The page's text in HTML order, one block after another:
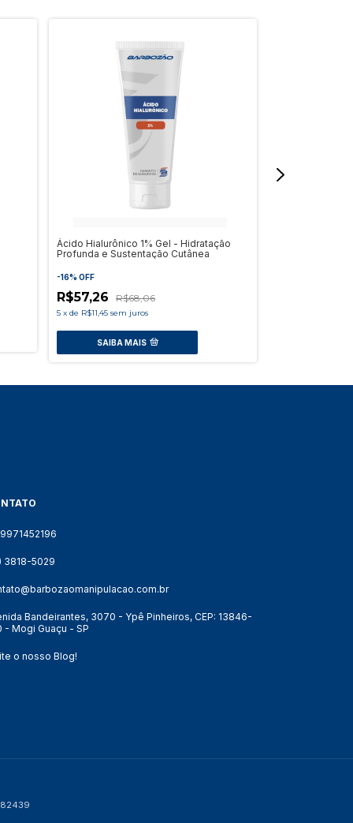
Ácido Hialurônico 1% Gel - Hidratação
Profunda e Sustentação Cutânea
-16% OFF
R$57,26 R$68,06
5 x de R$11,45 sem juros
SAIBA MAIS
3818-5029
Bandeirantes, 3070 - Ypê Pinheiros, CEP: 13846-
- Mogi Guaçu - SP
o nosso Blog!
82439